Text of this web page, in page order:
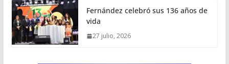
Fernández celebró sus 136 años de
vida
27 julio, 2026